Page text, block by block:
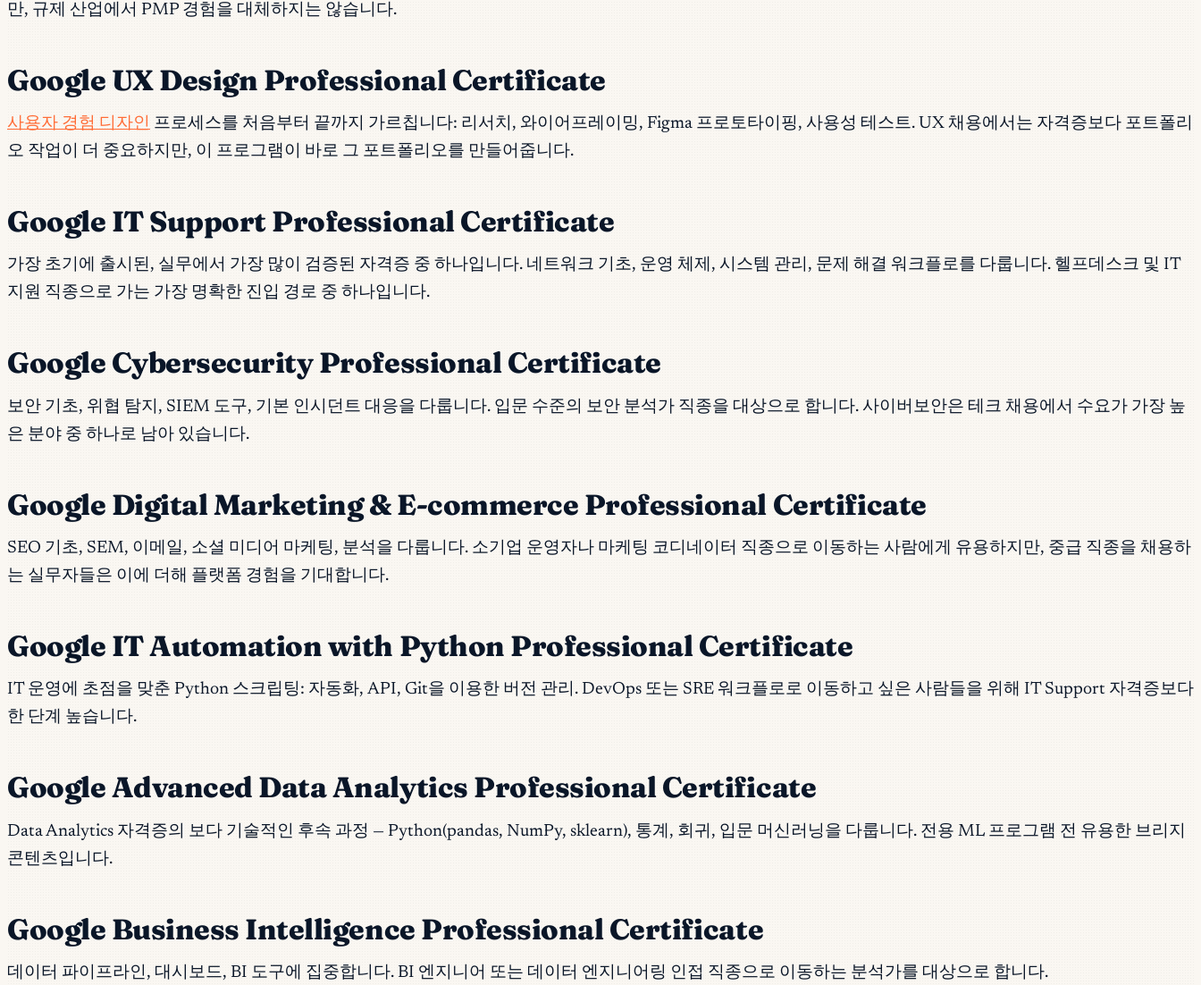
만, 규제 산업에서 PMP 경험을 대체하지는 않습니다.
Google UX Design Professional Certificate
사용자 경험 디자인 프로세스를 처음부터 끝까지 가르칩니다: 리서치, 와이어프레이밍, Figma 프로토타이핑, 사용성 테스트. UX 채용에서는 자격증보다 포트폴리
오 작업이 더 중요하지만, 이 프로그램이 바로 그 포트폴리오를 만들어줍니다.
Google IT Support Professional Certificate
가장 초기에 출시된, 실무에서 가장 많이 검증된 자격증 중 하나입니다. 네트워크 기초, 운영 체제, 시스템 관리, 문제 해결 워크플로를 다룹니다. 헬프데스크 및 IT
지원 직종으로 가는 가장 명확한 진입 경로 중 하나입니다.
Google Cybersecurity Professional Certificate
보안 기초, 위협 탐지, SIEM 도구, 기본 인시던트 대응을 다룹니다. 입문 수준의 보안 분석가 직종을 대상으로 합니다. 사이버보안은 테크 채용에서 수요가 가장 높
은 분야 중 하나로 남아 있습니다.
Google Digital Marketing & E-commerce Professional Certificate
SEO 기초, SEM, 이메일, 소셜 미디어 마케팅, 분석을 다룹니다. 소기업 운영자나 마케팅 코디네이터 직종으로 이동하는 사람에게 유용하지만, 중급 직종을 채용하
는 실무자들은 이에 더해 플랫폼 경험을 기대합니다.
Google IT Automation with Python Professional Certificate
IT 운영에 초점을 맞춘 Python 스크립팅: 자동화, API, Git을 이용한 버전 관리. DevOps 또는 SRE 워크플로로 이동하고 싶은 사람들을 위해 IT Support 자격증보다
한 단계 높습니다.
Google Advanced Data Analytics Professional Certificate
Data Analytics 자격증의 보다 기술적인 후속 과정 — Python(pandas, NumPy, sklearn), 통계, 회귀, 입문 머신러닝을 다룹니다. 전용 ML 프로그램 전 유용한 브리지
콘텐츠입니다.
Google Business Intelligence Professional Certificate
데이터 파이프라인, 대시보드, BI 도구에 집중합니다. BI 엔지니어 또는 데이터 엔지니어링 인접 직종으로 이동하는 분석가를 대상으로 합니다.